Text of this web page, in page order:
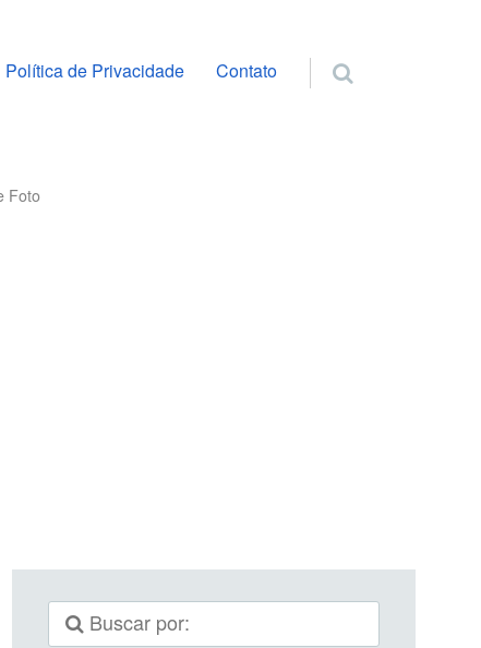
o conteúdo
Política de Privacidade Contato
Foto